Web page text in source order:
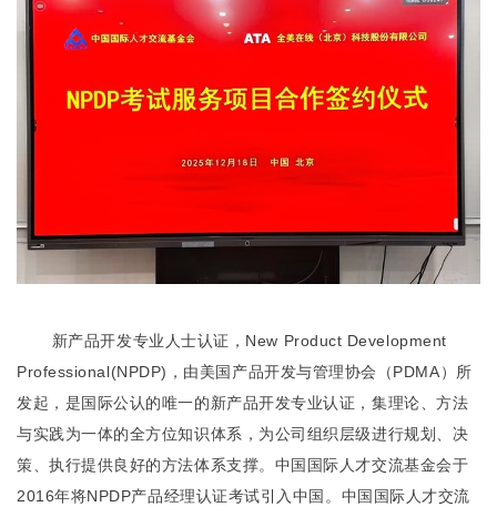
新产品开发专业人士认证，New Product Development
Professional(NPDP)，由美国产品开发与管理协会（PDMA）所
发起，是国际公认的唯一的新产品开发专业认证，集理论、方法
与实践为一体的全方位知识体系，为公司组织层级进行规划、决
策、执行提供良好的方法体系支撑。中国国际人才交流基金会于
2016年将NPDP产品经理认证考试引入中国。中国国际人才交流